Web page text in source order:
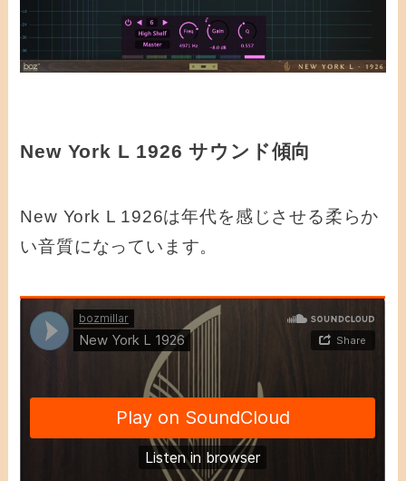
New York L 1926 サウンド傾向
New York L 1926は年代を感じさせる柔らか
い音質になっています。